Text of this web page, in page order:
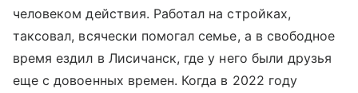
человеком действия. Работал на стройках,
таксовал, всячески помогал семье, а в свободное
время ездил в Лисичанск, где у него были друзья
еще с довоенных времен. Когда в 2022 году